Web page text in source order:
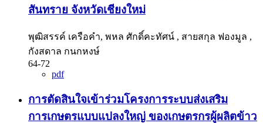
สันทราย จังหวัดเชียงใหม่
พุฒิสรรค์ เครือคำ, พหล ศักดิ์คะทัศน์ , สายสกุล ฟองมูล ,
กังสดาล กนกหงษ์
64-72
pdf
การตัดสินใจเข้าร่วมโครงการระบบส่งเสริม
การเกษตรแบบแปลงใหญ่ ของเกษตรกรผู้ผลิตข้าว